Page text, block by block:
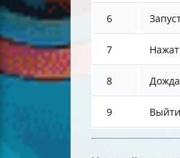
6
7
8
9